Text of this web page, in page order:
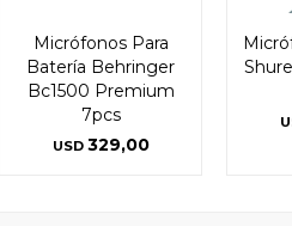
Micrófonos Para
Batería Behringer
Bc1500 Premium
7pcs
USD 329,00